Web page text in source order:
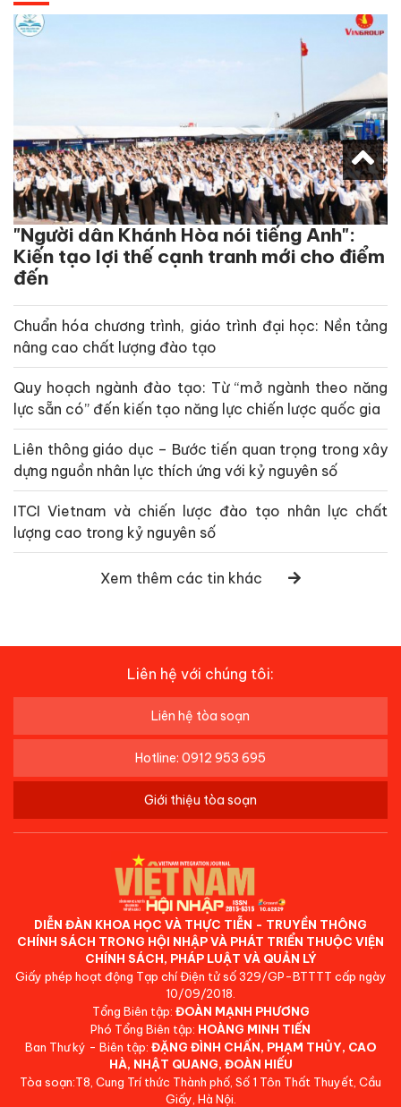
"Người dân Khánh Hòa nói tiếng Anh":
Kiến tạo lợi thế cạnh tranh mới cho điểm
đến
Chuẩn hóa chương trình, giáo trình đại học: Nền tảng
nâng cao chất lượng đào tạo
Quy hoạch ngành đào tạo: Từ “mở ngành theo năng
lực sẵn có” đến kiến tạo năng lực chiến lược quốc gia
Liên thông giáo dục – Bước tiến quan trọng trong xây
dựng nguồn nhân lực thích ứng với kỷ nguyên số
ITCI Vietnam và chiến lược đào tạo nhân lực chất
lượng cao trong kỷ nguyên số
Xem thêm các tin khác
Liên hệ với chúng tôi:
Liên hệ tòa soạn
Hotline: 0912 953 695
Giới thiệu tòa soạn
DIỄN ĐÀN KHOA HỌC VÀ THỰC TIỄN - TRUYỀN THÔNG
CHÍNH SÁCH TRONG HỘI NHẬP VÀ PHÁT TRIỂN THUỘC VIỆN
CHÍNH SÁCH, PHÁP LUẬT VÀ QUẢN LÝ
Giấy phép hoạt động Tạp chí Điện tử số 329/GP-BTTTT cấp ngày
10/09/2018.
Tổng Biên tập: ĐOÀN MẠNH PHƯƠNG
Phó Tổng Biên tập: HOÀNG MINH TIẾN
Ban Thư ký - Biên tập: ĐẶNG ĐÌNH CHẤN, PHẠM THỦY, CAO
HÀ, NHẬT QUANG, ĐOÀN HIẾU
Tòa soạn:T8, Cung Trí thức Thành phố, Số 1 Tôn Thất Thuyết, Cầu
Giấy, Hà Nội.